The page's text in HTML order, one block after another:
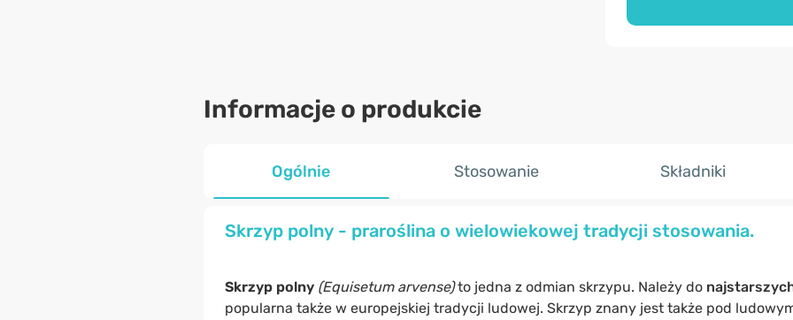
Informacje o produkcie
Ogólnie Stosowanie Składniki
Skrzyp polny - praroślina o wielowiekowej tradycji stosowania.
Skrzyp polny (Equisetum arvense)to jedna z odmian skrzypu. Należy do
popularna także w europejskiej tradycji ludowej. Skrzyp znany jest także pod